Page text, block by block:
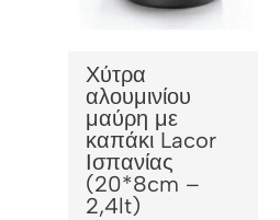
Χύτρα
αλουμινίου
μαύρη με
καπάκι Lacor
Ισπανίας
(20*8cm –
2,4lt)